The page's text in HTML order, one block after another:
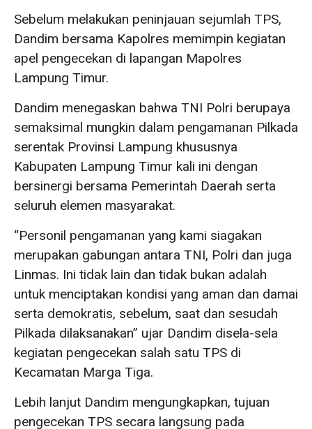
Sebelum melakukan peninjauan sejumlah TPS,
Dandim bersama Kapolres memimpin kegiatan
apel pengecekan di lapangan Mapolres
Lampung Timur.
Dandim menegaskan bahwa TNI Polri berupaya
semaksimal mungkin dalam pengamanan Pilkada
serentak Provinsi Lampung khususnya
Kabupaten Lampung Timur kali ini dengan
bersinergi bersama Pemerintah Daerah serta
seluruh elemen masyarakat.
“Personil pengamanan yang kami siagakan
merupakan gabungan antara TNI, Polri dan juga
Linmas. Ini tidak lain dan tidak bukan adalah
untuk menciptakan kondisi yang aman dan damai
serta demokratis, sebelum, saat dan sesudah
Pilkada dilaksanakan” ujar Dandim disela-sela
kegiatan pengecekan salah satu TPS di
Kecamatan Marga Tiga.
Lebih lanjut Dandim mengungkapkan, tujuan
pengecekan TPS secara langsung pada